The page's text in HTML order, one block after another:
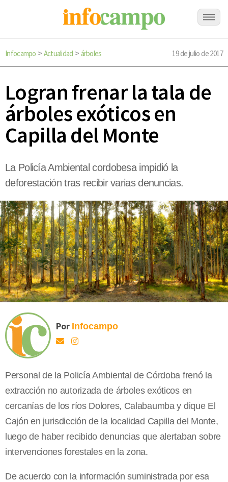
Infocampo > Actualidad > árboles 19 de julio de 2017
Logran frenar la tala de
árboles exóticos en
Capilla del Monte
La Policía Ambiental cordobesa impidió la
deforestación tras recibir varias denuncias.
Por Infocampo
Personal de la Policía Ambiental de Córdoba frenó la
extracción no autorizada de árboles exóticos en
cercanías de los ríos Dolores, Calabaumba y dique El
Cajón en jurisdicción de la localidad Capilla del Monte,
luego de haber recibido denuncias que alertaban sobre
intervenciones forestales en la zona.
De acuerdo con la información suministrada por esa